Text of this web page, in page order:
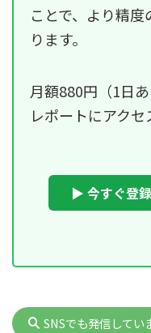
ことで、より精
ります。
月額880円（1日
レポートにアクセ
▶ 今すぐ登
SNSでも発信してい